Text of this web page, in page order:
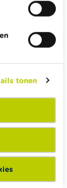
tonen
of kleinkind
als
op
de
schenk
aan het